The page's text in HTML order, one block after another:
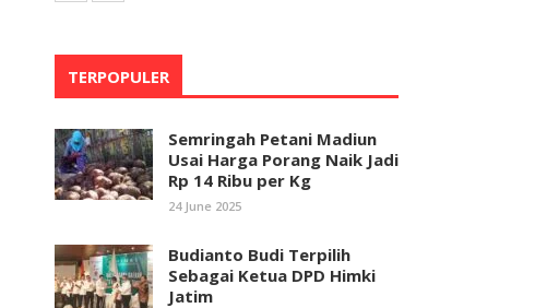
TERPOPULER
Semringah Petani Madiun
Usai Harga Porang Naik Jadi
Rp 14 Ribu per Kg
24 June 2025
Budianto Budi Terpilih
Sebagai Ketua DPD Himki
Jatim